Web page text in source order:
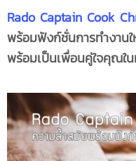
Rado Captain Cook
พร้อมฟังก์ชั่นการทำงาน
พร้อมเป็นเพื่อนคู่ใจคุณใ